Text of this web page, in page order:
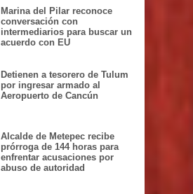
Marina del Pilar reconoce
conversación con
intermediarios para buscar un
acuerdo con EU
Detienen a tesorero de Tulum
por ingresar armado al
Aeropuerto de Cancún
Alcalde de Metepec recibe
prórroga de 144 horas para
enfrentar acusaciones por
abuso de autoridad